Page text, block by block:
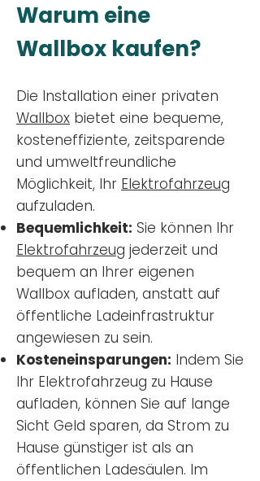
Warum eine
Wallbox kaufen?
Die Installation einer privaten
Wallbox bietet eine bequeme,
kosteneffiziente, zeitsparende
und umweltfreundliche
Möglichkeit, Ihr Elektrofahrzeug
aufzuladen.
Bequemlichkeit: Sie können Ihr
Elektrofahrzeug jederzeit und
bequem an Ihrer eigenen
Wallbox aufladen, anstatt auf
öffentliche Ladeinfrastruktur
angewiesen zu sein.
Kosteneinsparungen: Indem Sie
Ihr Elektrofahrzeug zu Hause
aufladen, können Sie auf lange
Sicht Geld sparen, da Strom zu
Hause günstiger ist als an
öffentlichen Ladesäulen. Im